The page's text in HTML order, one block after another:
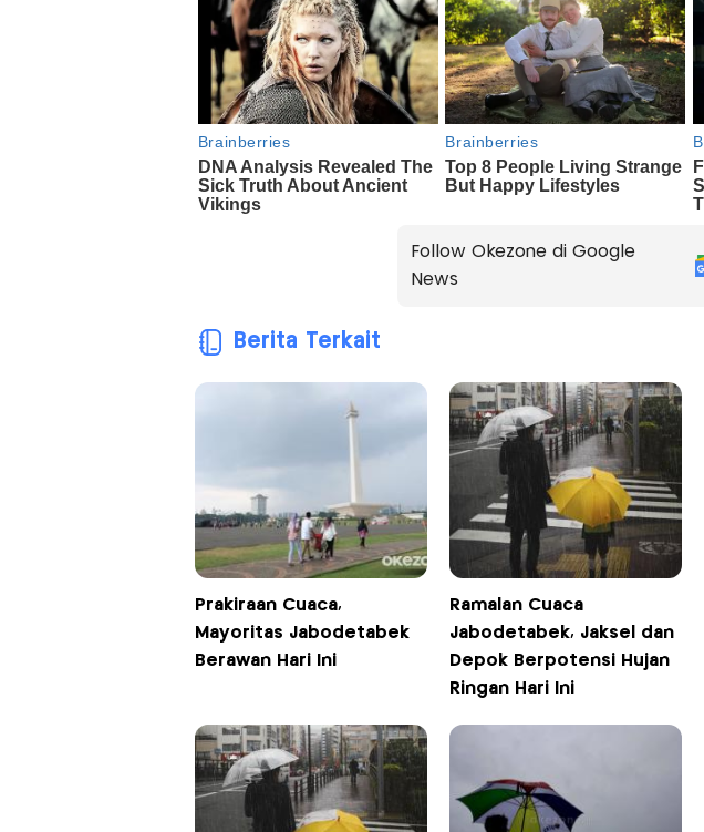
Follow Okezone di Google
News
Berita Terkait
Prakiraan Cuaca,
Mayoritas Jabodetabek
Berawan Hari Ini
Ramalan Cuaca
Jabodetabek, Jaksel dan
Depok Berpotensi Hujan
Ringan Hari Ini